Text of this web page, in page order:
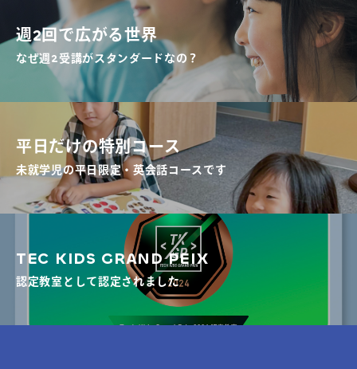
週2回で広がる世界
なぜ週2受講がスタンダードなの？
平日だけの特別コース
未就学児の平日限定・英会話コースです
TEC KIDS GRAND PEIX
認定教室として認定されました